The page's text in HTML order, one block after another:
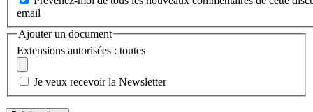
email
Ajouter un document
Extensions autorisées : toutes
Je veux recevoir la Newsletter